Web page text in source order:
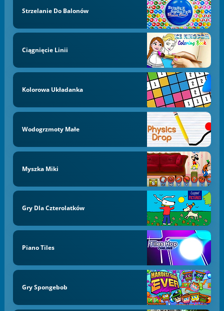
Strzelanie Do Balonów
Ciągnięcie Linii
Kolorowa Układanka
Wodogrzmoty Małe
Myszka Miki
Gry Dla Czterolatków
Piano Tiles
Gry Spongebob